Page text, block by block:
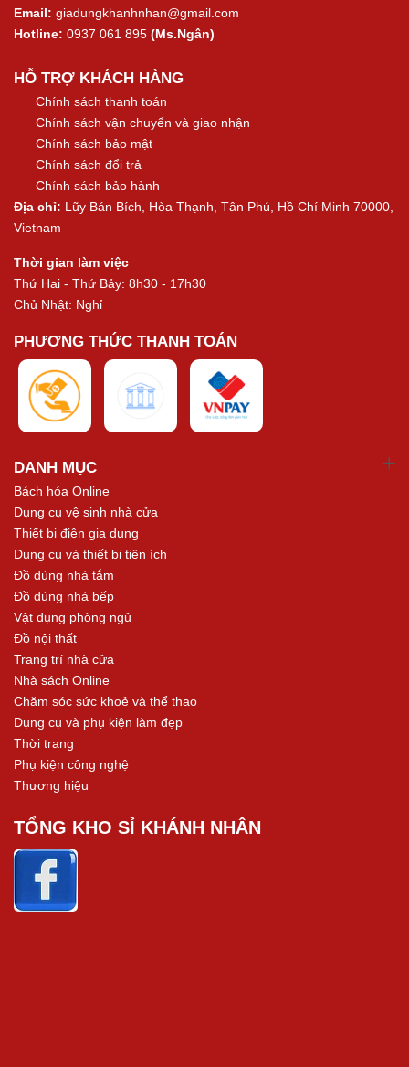
Email: giadungkhanhnhan@gmail.com
Hotline: 0937 061 895 (Ms.Ngân)
HỖ TRỢ KHÁCH HÀNG
Chính sách thanh toán
Chính sách vận chuyển và giao nhận
Chính sách bảo mật
Chính sách đổi trả
Chính sách bảo hành
Địa chỉ: Lũy Bán Bích, Hòa Thạnh, Tân Phú, Hồ Chí Minh 70000,
Vietnam
Thời gian làm việc
Thứ Hai - Thứ Bảy: 8h30 - 17h30
Chủ Nhật: Nghỉ
PHƯƠNG THỨC THANH TOÁN
DANH MỤC
Bách hóa Online
Dụng cụ vệ sinh nhà cửa
Thiết bị điện gia dụng
Dụng cụ và thiết bị tiện ích
Đồ dùng nhà tắm
Đồ dùng nhà bếp
Vật dụng phòng ngủ
Đồ nội thất
Trang trí nhà cửa
Nhà sách Online
Chăm sóc sức khoẻ và thể thao
Dụng cụ và phụ kiện làm đẹp
Thời trang
Phụ kiện công nghệ
Thương hiệu
TỔNG KHO SỈ KHÁNH NHÂN